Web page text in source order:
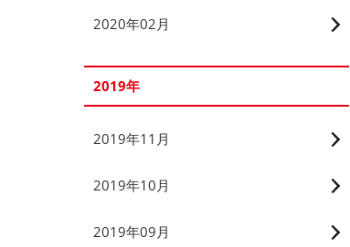
2020年02月
2019年
2019年11月
2019年10月
2019年09月